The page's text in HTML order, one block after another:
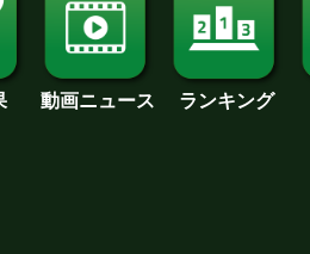
動画ニュース ランキング